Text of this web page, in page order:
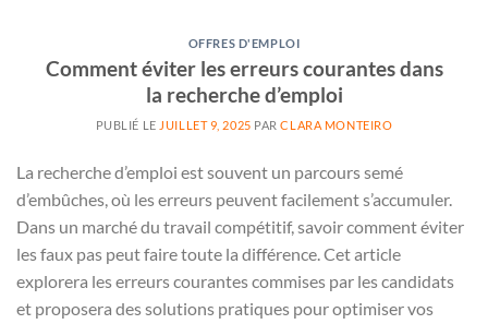
OFFRES D'EMPLOI
Comment éviter les erreurs courantes dans
la recherche d’emploi
PUBLIÉ LE JUILLET 9, 2025 PARCLARA MONTEIRO
La recherche d’emploi est souvent un parcours semé
d’embûches, où les erreurs peuvent facilement s’accumuler.
Dans un marché du travail compétitif, savoir comment éviter
les faux pas peut faire toute la différence. Cet article
explorera les erreurs courantes commises par les candidats
et proposera des solutions pratiques pour optimiser vos